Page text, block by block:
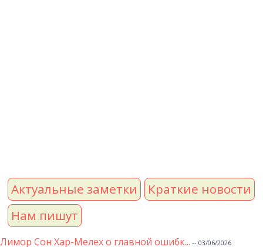
Актуальные заметки
Краткие новости
Нам пишут
Лимор Сон Хар-Мелех о главной ошибк... -- 03/06/2026